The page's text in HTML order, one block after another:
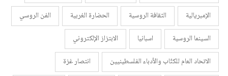
الإمبريالية
الثقافة الروسية الحضارة الغربية
الفن الروسي
السينما الروسية
اسبانيا
الابتزاز الإلكتروني
الاتحاد العام للكتّاب والأدباء الفلسطينيين
انتصار غزة